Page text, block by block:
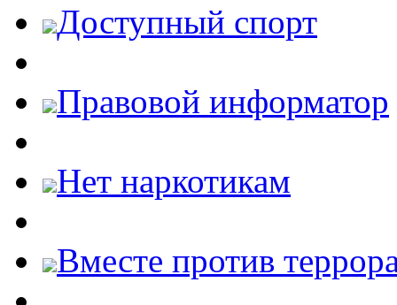
Доступный спорт
Правовой информатор
Нет наркотикам
Вместе против